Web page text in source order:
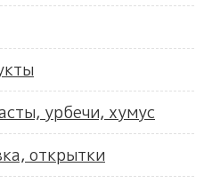
урбечи, хумус
открытки